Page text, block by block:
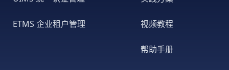
ETMS 企业租户管理 视频教程
帮助手册